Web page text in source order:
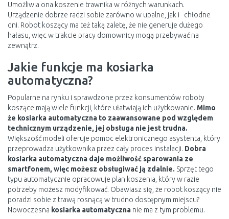
Umożliwia ona koszenie trawnika w różnych warunkach.
Urządzenie dobrze radzi sobie zarówno w upalne, jak i chłodne
dni. Robot koszący ma też taką zaletę, że nie generuje dużego
hałasu, więc w trakcie pracy domownicy mogą przebywać na
zewnątrz.
Jakie funkcje ma kosiarka
automatyczna?
Popularne na rynku i sprawdzone przez konsumentów roboty
koszące mają wiele funkcji, które ułatwiają ich użytkowanie. Mimo
że kosiarka automatyczna to zaawansowane pod względem
technicznym urządzenie, jej obsługa nie jest trudna.
Większość modeli oferuje pomoc elektronicznego asystenta, który
przeprowadza użytkownika przez cały proces instalacji. Dobra
kosiarka automatyczna daje możliwość sparowania ze
smartfonem, więc możesz obsługiwać ją zdalnie. Sprzęt tego
typu automatycznie opracowuje plan koszenia, który w razie
potrzeby możesz modyfikować. Obawiasz się, że robot koszący nie
poradzi sobie z trawą rosnącą w trudno dostępnym miejscu?
Nowoczesna kosiarka automatyczna nie ma z tym problemu.